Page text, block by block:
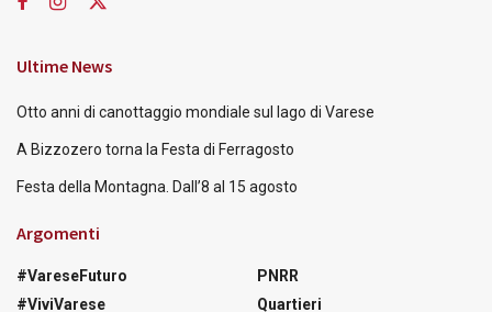
Ultime News
Otto anni di canottaggio mondiale sul lago di Varese
A Bizzozero torna la Festa di Ferragosto
Festa della Montagna. Dall’8 al 15 agosto
Argomenti
#VareseFuturo
#ViviVarese
PNRR
Quartieri